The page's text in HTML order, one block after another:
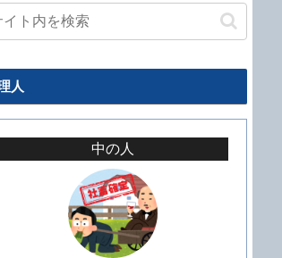
人
中の人